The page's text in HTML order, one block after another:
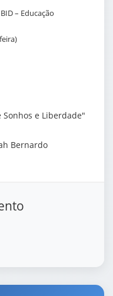
– Educação
Sonhos e Liberdade"
Bernardo